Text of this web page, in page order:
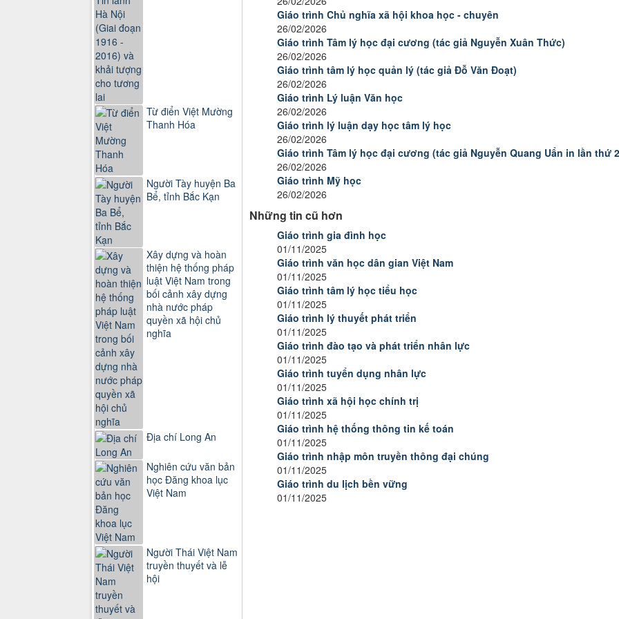
Giáo trình Chủ nghĩa xã hội khoa học - chuyên
26/02/2026
Giáo trình Tâm lý học đại cương (tác giả Nguyễn Xuân Thức)
26/02/2026
Giáo trình tâm lý học quản lý (tác giả Đỗ Văn Đoạt)
26/02/2026
Giáo trình Lý luận Văn học
26/02/2026
Giáo trình lý luận dạy học tâm lý học
26/02/2026
Giáo trình Tâm lý học đại cương (tác giả Nguyễn Quang Uẩn in lần thứ
26/02/2026
Giáo trình Mỹ học
26/02/2026
Những tin cũ hơn
Giáo trình gia đình học
01/11/2025
Giáo trình văn học dân gian Việt Nam
01/11/2025
Giáo trình tâm lý học tiểu học
01/11/2025
Giáo trình lý thuyết phát triển
01/11/2025
Giáo trình đào tạo và phát triển nhân lực
01/11/2025
Giáo trình tuyển dụng nhân lực
01/11/2025
Giáo trình xã hội học chính trị
01/11/2025
Giáo trình hệ thống thông tin kế toán
01/11/2025
Giáo trình nhập môn truyền thông đại chúng
01/11/2025
Giáo trình du lịch bền vững
01/11/2025
Từ điển Việt Mường
Thanh Hóa
Người Tày huyện Ba
Bể, tỉnh Bắc Kạn
Xây dựng và hoàn
thiện hệ thống pháp
luật Việt Nam trong
bối cảnh xây dựng
nhà nước pháp
quyền xã hội chủ
nghĩa
Địa chí Long An
Nghiên cứu văn bản
học Đăng khoa lục
Việt Nam
Người Thái Việt Nam
truyền thuyết và lễ
hội